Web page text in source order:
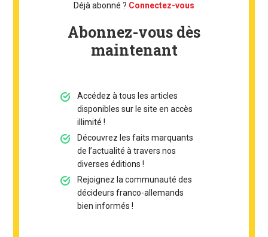
Déjà abonné ? Connectez-vous
Abonnez-vous dès
maintenant
Accédez à tous les articles
disponibles sur le site en accès
illimité !
Découvrez les faits marquants
de l’actualité à travers nos
diverses éditions !
Rejoignez la communauté des
décideurs franco-allemands
bien informés !